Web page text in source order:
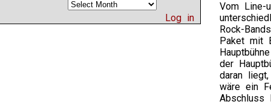
Log in
Vom Line-
Rock-
Paket mit
der
daran
wäre ein
Abschluss